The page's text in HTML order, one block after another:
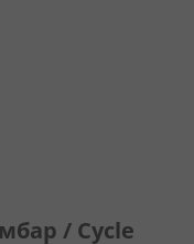
/ Cycle